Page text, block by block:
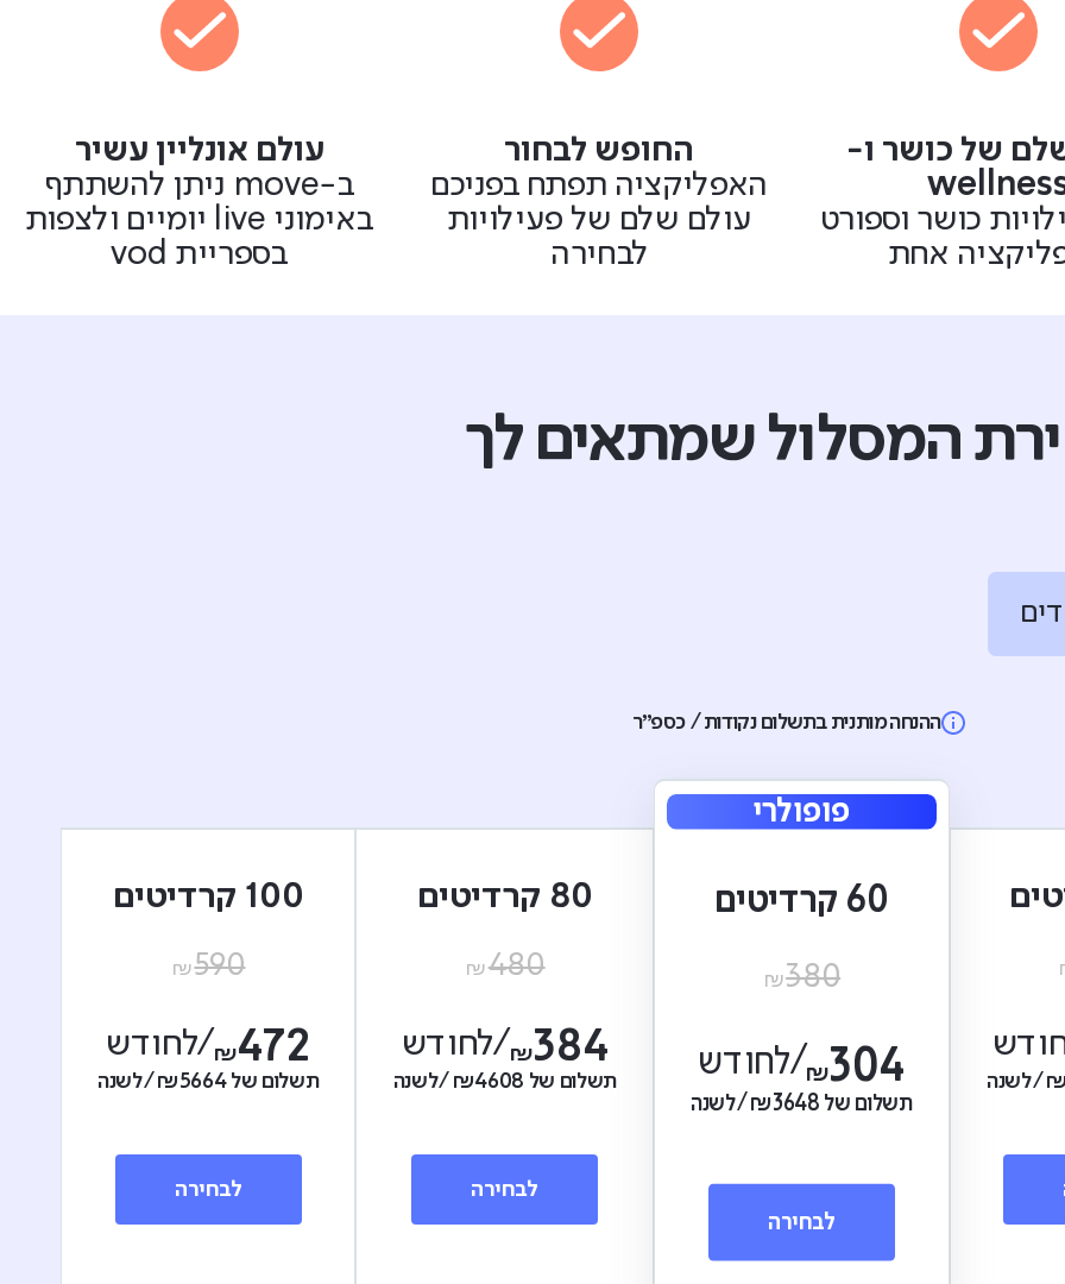
של כושר ו-
כושר וספורט
אחת
החופש לבחור
האפליקציה תפתח בפניכם
עולם שלם של פעילויות
לבחירה
עולם אונליין עשיר
ב-move ניתן להשתתף
באימוני live יומיים ולצפות
בספריית vod
המסלול שמתאים לך
ההנחה מותנית בתשלום נקודות / כספ״ר
/לשנה
פופולרי
60 קרדיטים
₪380
₪304 /לחודש
תשלום של ₪3648 /לשנה
לבחירה
80 קרדיטים
₪480
₪384 /לחודש
תשלום של ₪4608 /לשנה
לבחירה
100 קרדיטים
₪590
₪472 /לחודש
תשלום של ₪5664 /לשנה
לבחירה